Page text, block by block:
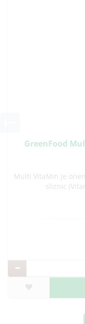
GreenFood
Multi VitaMin je
sliznic